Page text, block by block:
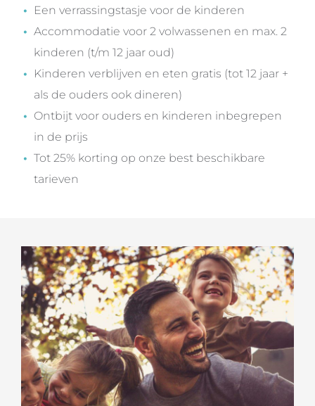
Een verrassingstasje voor de kinderen
Accommodatie voor 2 volwassenen en max. 2
kinderen (t/m 12 jaar oud)
Kinderen verblijven en eten gratis (tot 12 jaar +
als de ouders ook dineren)
Ontbijt voor ouders en kinderen inbegrepen
in de prijs
Tot 25% korting op onze best beschikbare
tarieven